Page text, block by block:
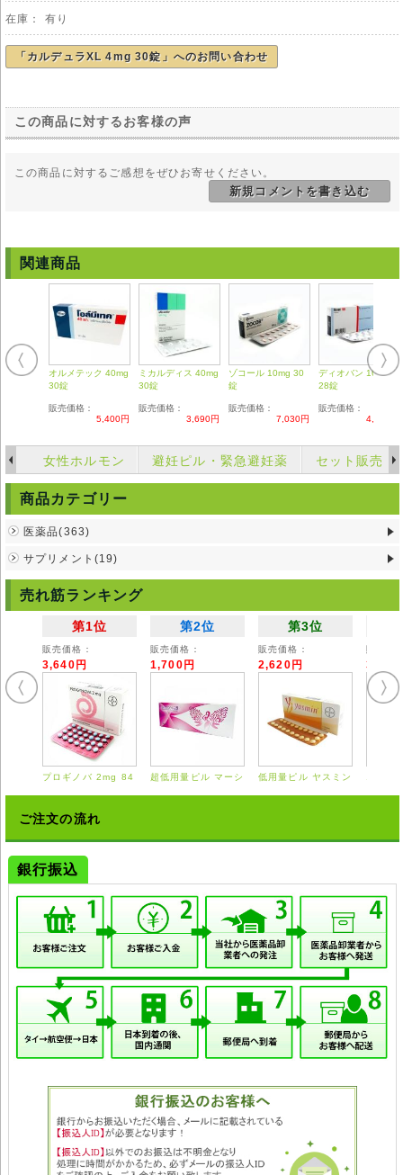
用法
本剤のご使用にあたりましては、医師や薬剤師の管理・指導の下で適切な
使用をお願い致します。
各種アナフィキラシー反応、起立性めまい、吐き気、動悸、胸部圧迫感、
しびれ、徐脈、体重増加。
嘔吐、下痢、むくみ、耳鳴り。
重篤な副作用は、ショック症状、劇症肝炎、白血球減少、不整脈、脳血管
には、ただちにかかりつけの医師の診断を受けて下さい。
注意事項
妊娠中の方、授乳中の方、泌尿器疾患系のお薬や前立腺関連のお薬を服用
されている方は、このお薬は服用できません。
他の降圧剤との併用は、急激な血圧効果を招きますのでお控え下さい。
高齢者の服用は、血中濃度があがりやすいので、医師との相談の上、服用
をお願いいたします。
重篤な肝機能、腎機能障害のある方は服用できません、ご注意下さい。
白内障の手術を受けられた方は、瞳孔に影響がでますのでお控え下さい。
この薬を服用中は飲酒厳禁です。
文は英文の能書を翻訳したものであり、使用方法等が日本の医療従事者の
見解 と異なる場合がありますのでご留意ください。
◆輸入医薬品はご自身の責任の上で、他者に譲渡せずご自身にてご使用く
ださい。
◆詳細は掛かり付けの医師または薬剤師にご相談ください。
◆弊社ではどのような責任も受けかねますのでご了承ください。
在庫： 有り
「カルデュラXL 4mg 30錠」へのお問い合わせ
この商品に対するお客様の声
この商品に対するご感想をぜひお寄せください。
新規コメントを書き込む
関連商品
オルメテック 40mg
30錠
販売価格：
5,400円
ミカルディス 40mg
30錠
販売価格：
3,690円
ゾコール 10mg 30
錠
販売価格：
7,030円
ディオバン 160mg
28錠
販売価格：
4,740円
女性ホルモン 避妊ピル・緊急避妊薬 セット販売
商品カテゴリー
医薬品(363)
サプリメント(19)
売れ筋ランキング
第1位
販売価格：
3,640円
プロギノバ 2mg 84
第2位
販売価格：
1,700円
超低用量ピル マーシ
第3位
販売価格：
2,620円
低用量ピル ヤスミン
3,550
ご注文の流れ
銀行振込